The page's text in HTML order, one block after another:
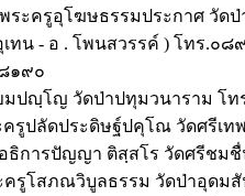
ระครูอุโฆษธรรมประกาศ วัด
เทน - อ . โพนสวรรค์ ) โทร.
๑๙๐
ขมปญฺโญ วัดป่าปทุมวนาราม โ
ะครูปลัดประดิษฐ์ปคุโณ วัดศรี
อธิการปัญญา ติสฺสโร วัดศรีช
ะครูโสภณวิบูลธรรม วัดป่าอุด